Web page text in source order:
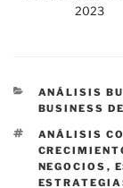
2023
CATEGORÍAS
ANÁLISIS
BUSINESS
ETIQUETAS
ANÁLISIS
NEGOCIOS ,